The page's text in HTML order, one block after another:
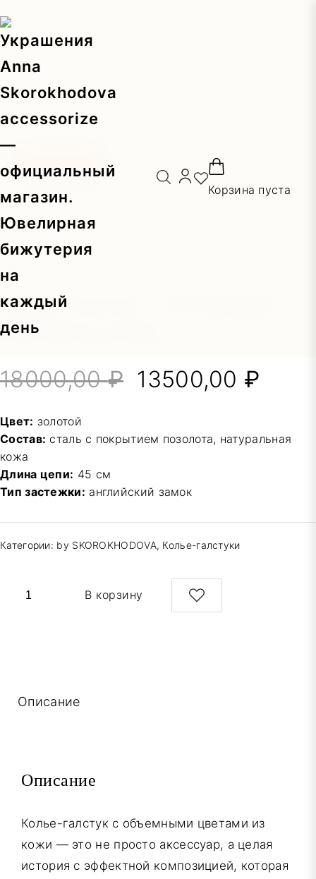
Корзина пуста
Главная/by SKOROKHODOVA
галстук с объемными цветами из кожи
Колье-галстук с объемными
цветами из кожи
18000,00₽
составляла
18000,00 ₽.
13500,00 ₽
Цвет: золотой
Состав: сталь с покрытием позолота, натуральная
кожа
Длина цепи: 45 см
Тип застежки: английский замок
Категории: by SKOROKHODOVA, Колье-галстуки
Количество
цветами
В корзину
Описание
Описание
Колье-галстук с объемными цветами из
кожи — это не просто аксессуар, а целая
история с эффектной композицией, которая